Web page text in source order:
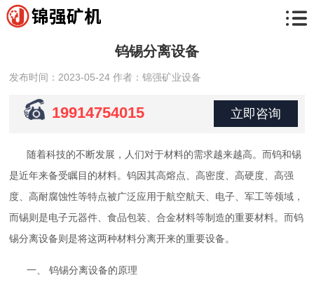
钨锡分离设备
发布时间：2023-05-24 作者：锦强矿业设备
19914754015 立即咨询
随着科技的不断发展，人们对于材料的需求越来越高。而钨和锡
是近年来备受瞩目的材料。钨因其高熔点、高密度、高硬度、高强
度、高耐腐蚀性等特点被广泛应用于航空航天、电子、军工等领域，
而锡则是电子元器件、食品包装、合金材料等制造的重要材料。而钨
锡分离设备则是将这两种材料分离开来的重要设备。
一、 钨锡分离设备的原理